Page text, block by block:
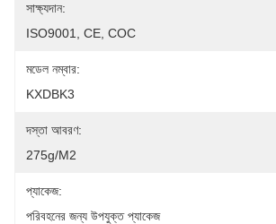
সাক্ষ্যদান:
ISO9001, CE, COC
মডেল নম্বার:
KXDBK3
দস্তা আবরণ:
275g/m2
প্যাকেজ:
পরিবহনের জন্য উপযুক্ত প্যাকেজ